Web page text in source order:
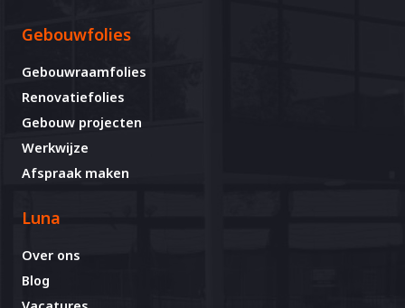
Gebouwfolies
Gebouwraamfolies
Renovatiefolies
Gebouw projecten
Werkwijze
Afspraak maken
Luna
Over ons
Blog